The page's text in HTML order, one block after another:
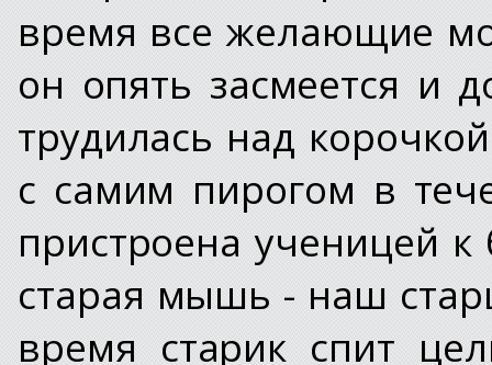
время все желающие
он опять засмеется и
трудилась над
с самим пирогом в
пристроена ученицей
старая мышь - наш
время старик спит